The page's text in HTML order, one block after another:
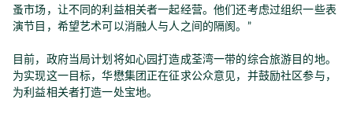
蚤市场，让不同的利益相关者一起经营。他们还考虑过组织一些表
演节目，希望艺术可以消融人与人之间的隔阂。”
目前，政府当局计划将如心园打造成荃湾一带的综合旅游目的地。
为实现这一目标，华懋集团正在征求公众意见，并鼓励社区参与，
为利益相关者打造一处宝地。